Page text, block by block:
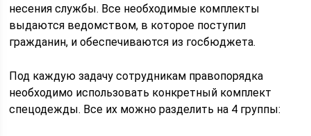
несения службы. Все необходимые комплекты
выдаются ведомством, в которое поступил
гражданин, и обеспечиваются из госбюджета.
Под каждую задачу сотрудникам правопорядка
необходимо использовать конкретный комплект
спецодежды. Все их можно разделить на 4 группы: